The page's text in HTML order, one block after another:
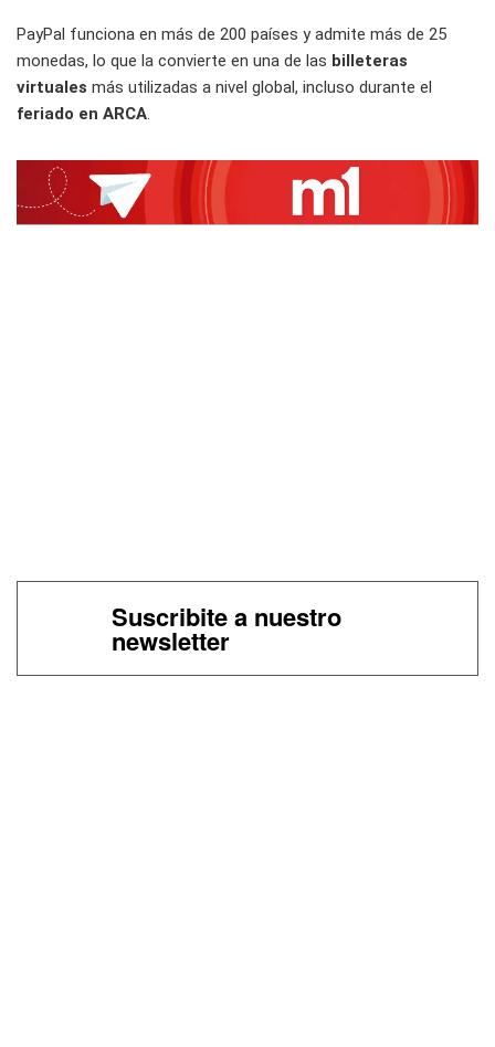
PayPal funciona en más de 200 países y admite más de 25
monedas, lo que la convierte en una de las billeteras
virtuales más utilizadas a nivel global, incluso durante el
feriado en ARCA.
Suscribite a nuestro
newsletter